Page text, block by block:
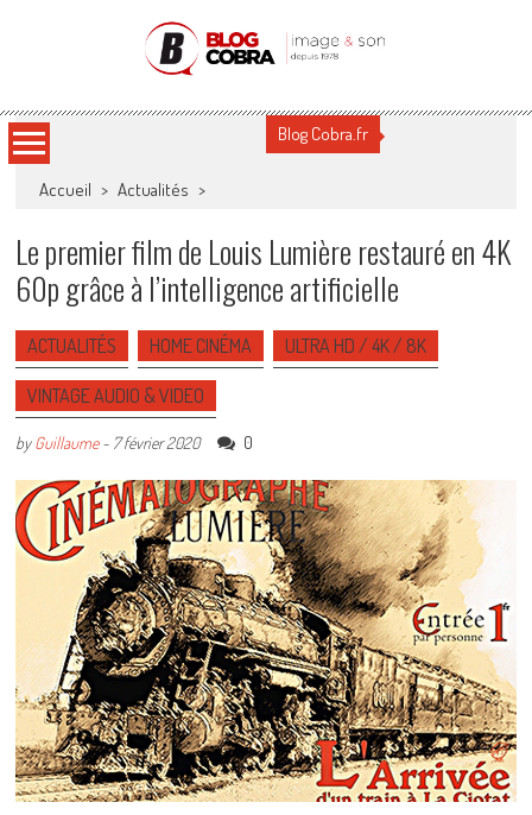
Blog Cobra
Blog Cobra.fr
Accueil > Actualités >
Le premier film de Louis Lumière restauré en 4K
60p grâce à l’intelligence artificielle
ACTUALITÉS HOME CINÉMA ULTRA HD / 4K / 8K
VINTAGE AUDIO & VIDEO
byGuillaume- 7 février 2020 0